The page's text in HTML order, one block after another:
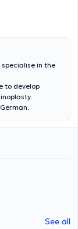
in the
to develop
See all